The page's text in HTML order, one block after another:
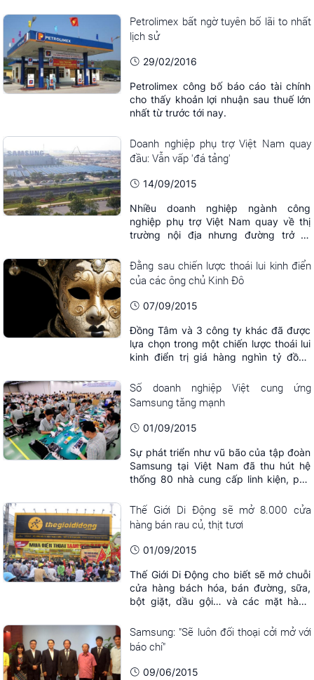
Petrolimex bất ngờ tuyên bố lãi to nhất
lịch sử
29/02/2016
Petrolimex công bố báo cáo tài chính
cho thấy khoản lợi nhuận sau thuế lớn
nhất từ trước tới nay.
Doanh nghiệp phụ trợ Việt Nam quay
đầu: Vẫn vấp 'đá tảng'
14/09/2015
Nhiều doanh nghiệp ngành công
nghiệp phụ trợ Việt Nam quay về thị
trường nội địa nhưng đường trở lại
Đằng sau chiến lược thoái lui kinh điển
của các ông chủ Kinh Đô
07/09/2015
Đồng Tâm và 3 công ty khác đã được
lựa chọn trong một chiến lược thoái lui
kinh điển trị giá hàng nghìn tỷ đồng
Số doanh nghiệp Việt cung ứng
Samsung tăng mạnh
01/09/2015
Sự phát triển như vũ bão của tập đoàn
Samsung tại Việt Nam đã thu hút hệ
thống 80 nhà cung cấp linh kiện, phụ
Thế Giới Di Động sẽ mở 8.000 cửa
hàng bán rau củ, thịt tươi
01/09/2015
Thế Giới Di Động cho biết sẽ mở chuỗi
cửa hàng bách hóa, bán đường, sữa,
bột giặt, dầu gội… và các mặt hàng
Samsung: "Sẽ luôn đối thoại cởi mở với
báo chí"
09/06/2015